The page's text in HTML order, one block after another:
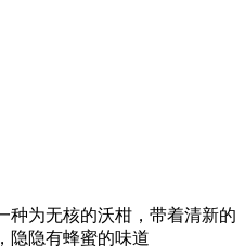
种为无核的沃柑，带着清新的
隐隐有蜂蜜的味道